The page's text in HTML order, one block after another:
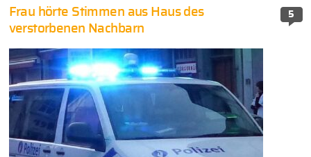
5
Frau hörte Stimmen aus Haus des
verstorbenen Nachbarn